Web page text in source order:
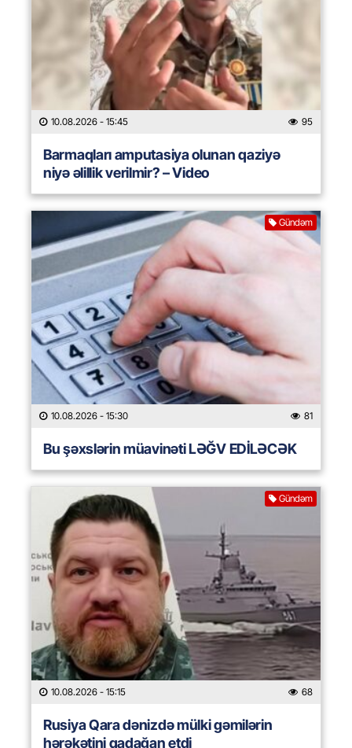
10.08.2026 - 15:45 95
Barmaqları amputasiya olunan qaziyə
niyə əlillik verilmir? – Video
Gündəm
10.08.2026 - 15:30 81
Bu şəxslərin müavinəti LƏĞV EDİLƏCƏK
Gündəm
10.08.2026 - 15:15 68
Rusiya Qara dənizdə mülki gəmilərin
hərəkətini qadağan etdi